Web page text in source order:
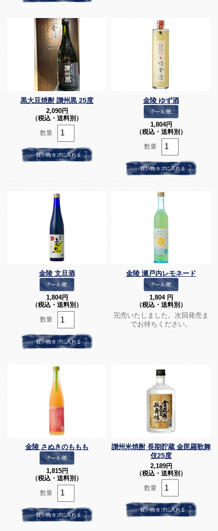
黒大豆焼酎 讃州黒 25度
2,090円
（税込・送料別）
数量
金陵 ゆず酒
1,804円
（税込・送料別）
数量
金陵 文旦酒
1,804円
（税込・送料別）
数量
金陵 瀬戸内レモネード
1,804 円
（税込・送料別）
完売いたしました。次回発売ま
でお待ちください。
金陵 さぬきのももも
1,815円
（税込・送料別）
数量
讃州米焼酎 長期貯蔵 金毘羅歌舞
伎25度
2,189円
（税込・送料別）
数量